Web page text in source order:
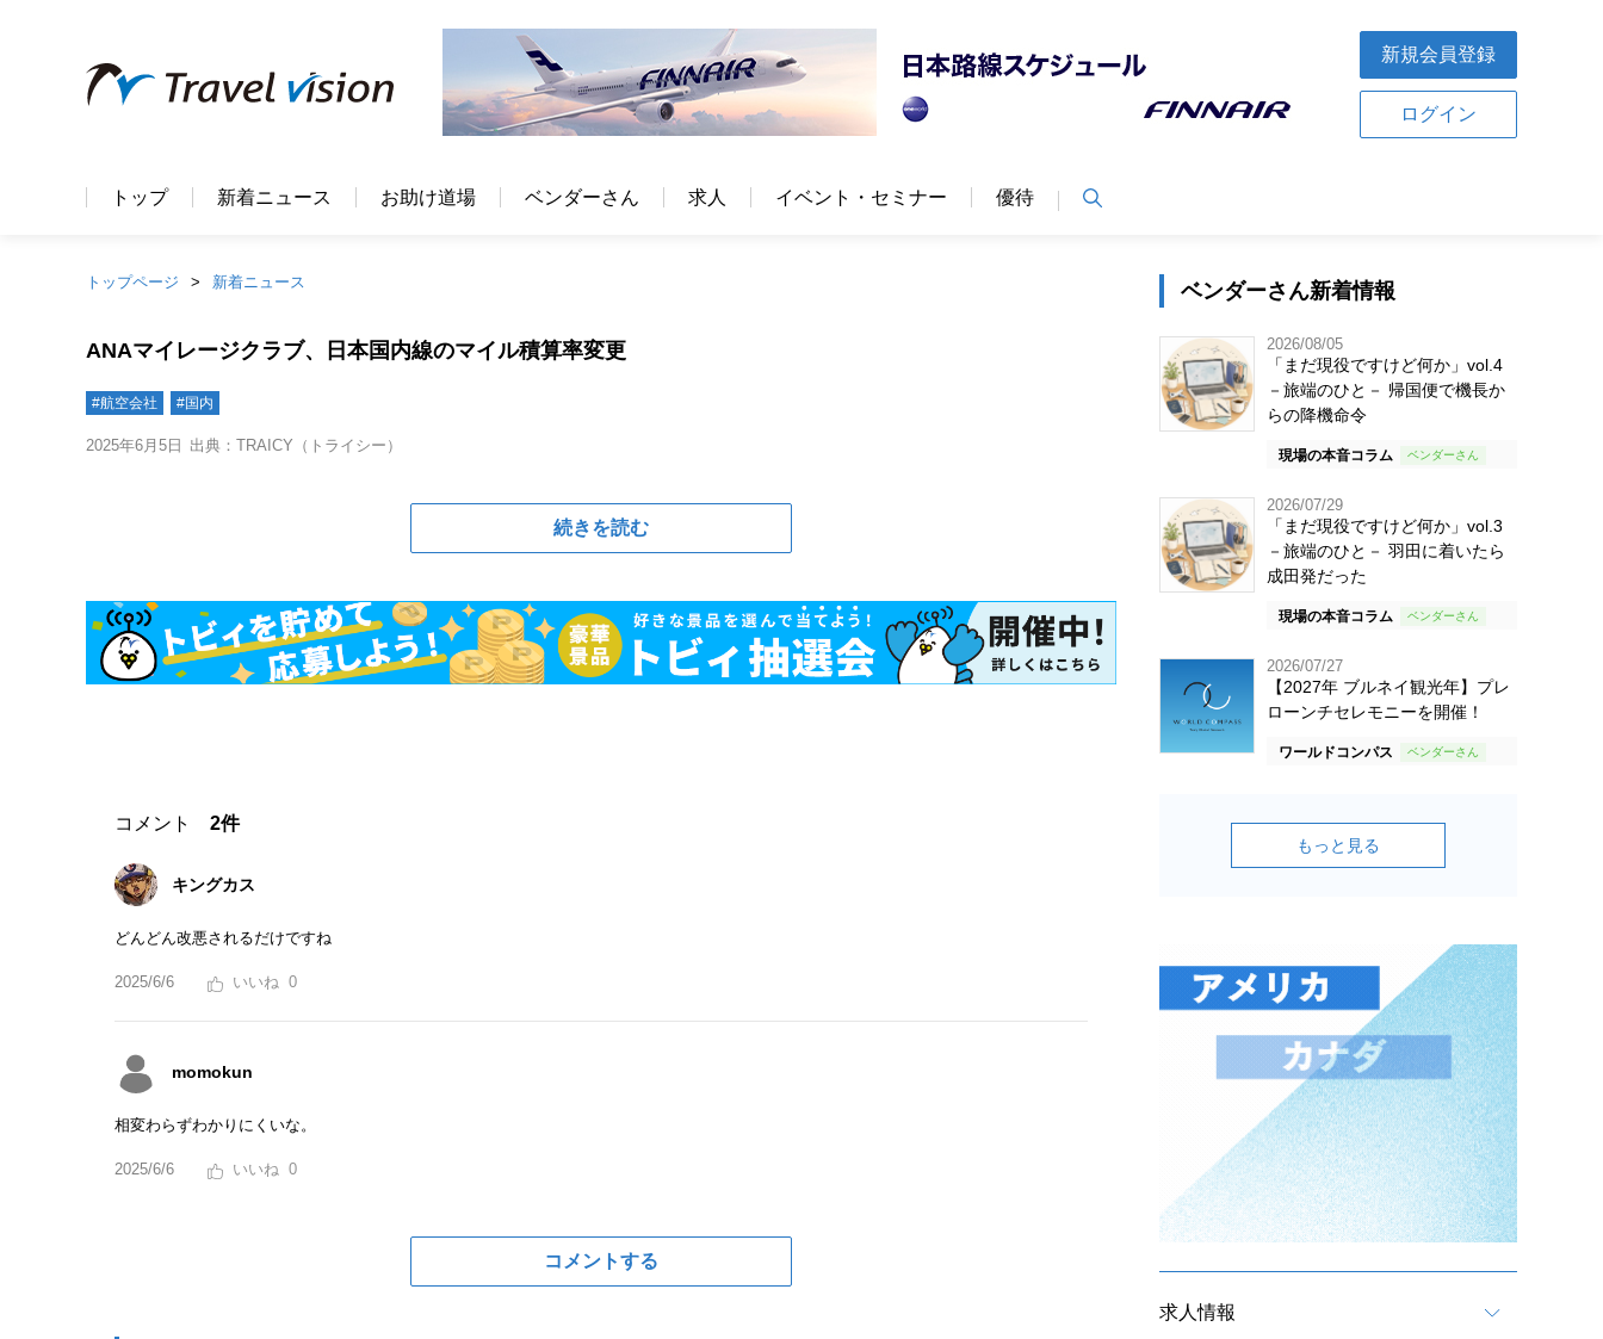
新規会員登録
ログイン
トップ 新着ニュース お助け道場 ベンダーさん 求人 イベント・セミナー 優待
トップページ 新着ニュース
ANAマイレージクラブ、日本国内線のマイル積算率変更
#航空会社 #国内
2025年6月5日 出典：TRAICY（トライシー）
続きを読む
コメント 2件
キングカス
どんどん改悪されるだけですね
2025/6/6 0
momokun
相変わらずわかりにくいな。
2025/6/6 0
コメントする
ベンダーさん新着情報
2026/08/05
「まだ現役ですけど何か」vol.4
－旅端のひと－ 帰国便で機長か
らの降機命令
現場の本音コラム
2026/07/29
「まだ現役ですけど何か」vol.3
－旅端のひと－ 羽田に着いたら
成田発だった
現場の本音コラム
2026/07/27
【2027年 ブルネイ観光年】プレ
ローンチセレモニーを開催！
ワールドコンパス
もっと見る
求人情報